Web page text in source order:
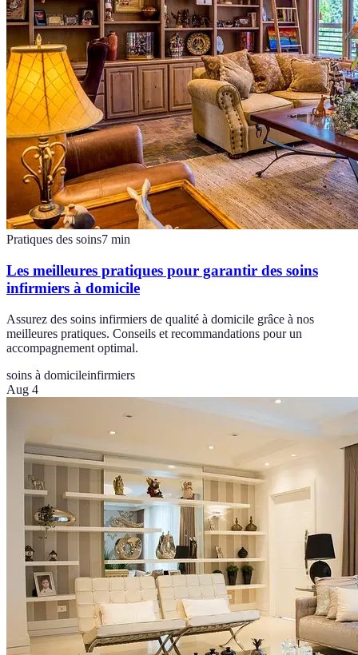
Pratiques des soins7 min
Les meilleures pratiques pour garantir des soins
infirmiers à domicile
Assurez des soins infirmiers de qualité à domicile grâce à nos
meilleures pratiques. Conseils et recommandations pour un
accompagnement optimal.
soins à domicileinfirmiers
Aug 4